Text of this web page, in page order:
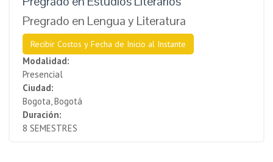
Pregrado en Lengua y Literatura
Recibir Costos y Fecha de Inicio al Instante
Modalidad:
Presencial
Ciudad:
Bogota, Bogotá
Duración:
8 SEMESTRES